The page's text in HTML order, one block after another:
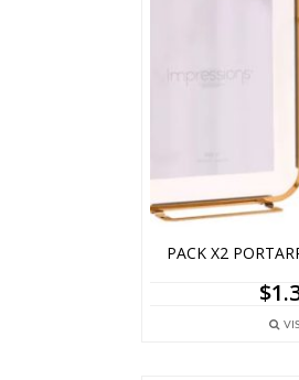
PACK X2
$